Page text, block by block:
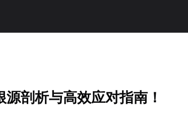
剖析与高效应对指南！